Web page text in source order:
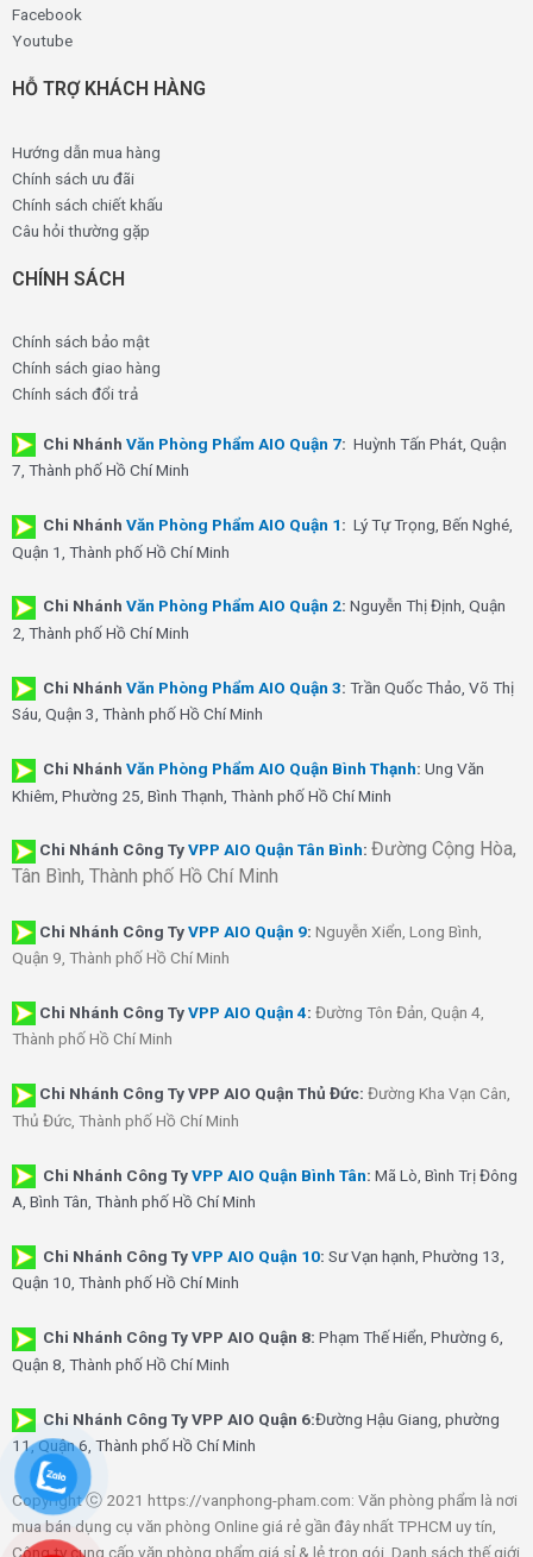
Facebook
Youtube
HỖ TRỢ KHÁCH HÀNG
Hướng dẫn mua hàng
Chính sách ưu đãi
Chính sách chiết khấu
Câu hỏi thường gặp
CHÍNH SÁCH
Chính sách bảo mật
Chính sách giao hàng
Chính sách đổi trả
Chi Nhánh Văn Phòng Phẩm AIO Quận 7: Huỳnh Tấn Phát, Quận
7, Thành phố Hồ Chí Minh
Chi Nhánh Văn Phòng Phẩm AIO Quận 1: Lý Tự Trọng, Bến Nghé,
Quận 1, Thành phố Hồ Chí Minh
Chi Nhánh Văn Phòng Phẩm AIO Quận 2: Nguyễn Thị Định, Quận
2, Thành phố Hồ Chí Minh
Chi Nhánh Văn Phòng Phẩm AIO Quận 3: Trần Quốc Thảo, Võ Thị
Sáu, Quận 3, Thành phố Hồ Chí Minh
Chi Nhánh Văn Phòng Phẩm AIO Quận Bình Thạnh: Ung Văn
Khiêm, Phường 25, Bình Thạnh, Thành phố Hồ Chí Minh
Chi Nhánh Công TyVPP AIO Quận Tân Bình: Đường Cộng Hòa,
Tân Bình, Thành phố Hồ Chí Minh
Chi Nhánh Công TyVPP AIO Quận 9: Nguyễn Xiển, Long Bình,
Quận 9, Thành phố Hồ Chí Minh
Chi Nhánh Công TyVPP AIO Quận 4: Đường Tôn Đản, Quận 4,
Thành phố Hồ Chí Minh
Chi Nhánh Công Ty VPP AIO Quận Thủ Đức: Đường Kha Vạn Cân,
Thủ Đức, Thành phố Hồ Chí Minh
Chi Nhánh Công TyVPP AIO Quận Bình Tân: Mã Lò, Bình Trị Đông
A, Bình Tân, Thành phố Hồ Chí Minh
Chi Nhánh Công TyVPP AIO Quận 10: Sư Vạn hạnh, Phường 13,
Quận 10, Thành phố Hồ Chí Minh
Chi Nhánh Công Ty VPP AIO Quận 8: Phạm Thế Hiển, Phường 6,
Quận 8, Thành phố Hồ Chí Minh
Chi Nhánh Công Ty VPP AIO Quận 6:Đường Hậu Giang, phường
11, Quận 6, Thành phố Hồ Chí Minh
Copyright ⓒ 2021 https://vanphong-pham.com: Văn phòng phẩm là nơi
mua bán dụng cụ văn phòng Online giá rẻ gần đây nhất TPHCM uy tín,
Công ty cung cấp văn phòng phẩm giá sỉ & lẻ trọn gói. Danh sách thế giới